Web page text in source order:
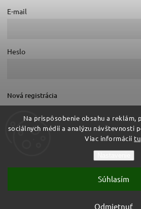
Na prispôsobenie obsahu a reklám,
sociálnych médií a analýzu návštevnosti
Viac informácií tu
Odmietnuť
Súhlasím
E-mail
Heslo
Nová registrácia
Zabudnuté heslo
Vytvoril Shoptet
Hurá do školy.
Upraviť nastavenie
Shoptet| Design